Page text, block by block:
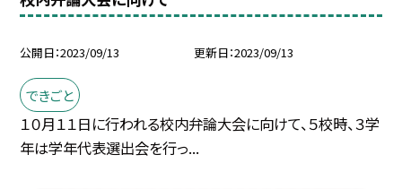
公開日 2023/09/13 更新日 2023/09/13
できごと
１０月１１日に行われる校内弁論大会に向けて、５校時、３学
年は学年代表選出会を行っ...